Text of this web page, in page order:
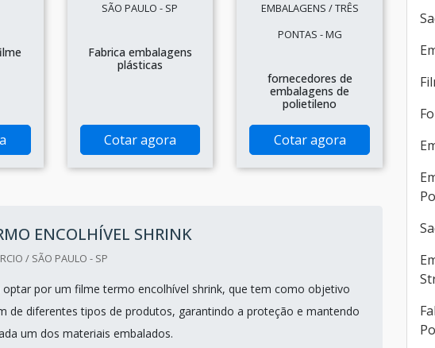
SÃO PAULO - SP
Fabrica embalagens
plásticas
Cotar agora
EMBALAGENS / TRÊS
PONTAS - MG
fornecedores de
embalagens de
polietileno
Cotar agora
ENCOLHÍVEL SHRINK
/ SÃO PAULO - SP
optar por um filme termo encolhível shrink, que tem como objetivo
de diferentes tipos de produtos, garantindo a proteção e mantendo
um dos materiais embalados.